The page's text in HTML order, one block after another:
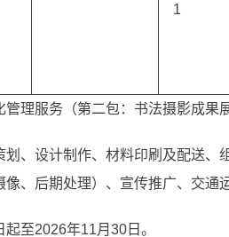
1
理服务（第二包：书法摄影成果展
、设计制作、材料印刷及配送
、后期处理）、宣传推广、交通
至2026年11月30日。